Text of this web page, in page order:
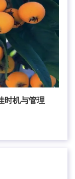
时机与管理